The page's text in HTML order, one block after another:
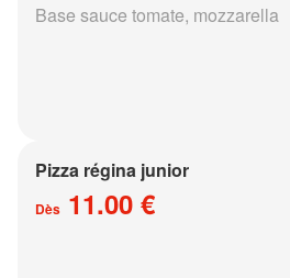
Base sauce tomate, mozzarella
Pizza régina junior
Dès 11.00 €